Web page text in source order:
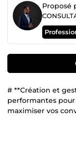
Proposé
# **Création et
performantes
maximiser vos